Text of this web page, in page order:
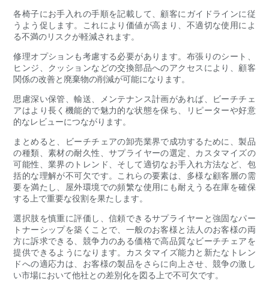
各椅子にお手入れの手順を記載して、顧客にガイドラインに従
うよう促します。これにより価値が高まり、不適切な使用によ
る不満のリスクが軽減されます。
修理オプションも考慮する必要があります。布張りのシート、
ヒンジ、クッションなどの交換部品へのアクセスにより、顧客
関係の改善と廃棄物の削減が可能になります。
思慮深い保管、輸送、メンテナンス計画があれば、ビーチチェ
アはより長く機能的で魅力的な状態を保ち、リピーターや好意
的なレビューにつながります。
まとめると、ビーチチェアの卸売業界で成功するために、製品
の種類、素材の耐久性、サプライヤーの選定、カスタマイズの
可能性、業界のトレンド、そして適切なお手入れ方法など、包
括的な理解が不可欠です。これらの要素は、多様な顧客層の需
要を満たし、屋外環境での頻繁な使用にも耐えうる在庫を確保
する上で重要な役割を果たします。
選択肢を慎重に評価し、信頼できるサプライヤーと強固なパー
トナーシップを築くことで、一般のお客様と法人のお客様の両
方に訴求できる、競争力のある価格で高品質なビーチチェアを
提供できるようになります。カスタマイズ能力と新たなトレン
ドへの適応力は、お客様の製品をさらに向上させ、競争の激し
い市場において他社との差別化を図る上で不可欠です。